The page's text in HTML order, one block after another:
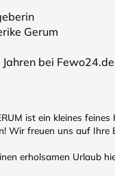
Gerum
Jahren bei Fewo24.de
ist ein kleines feines
Wir freuen uns auf Ihre
erholsamen Urlaub